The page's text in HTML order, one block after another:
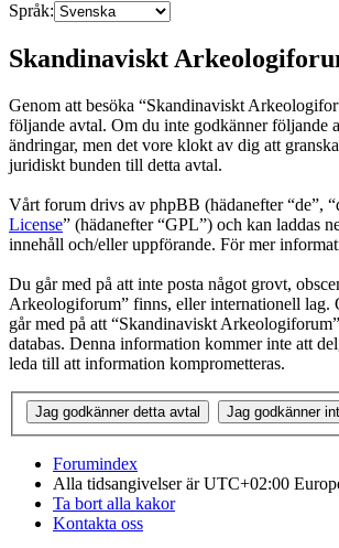
Språk:
Skandinaviskt
Genom att besöka “Skandinaviskt
följande avtal. Om du inte godkänner följande
ändringar, men det vore klokt av dig att
juridiskt bunden till detta avtal.
Vårt forum drivs av phpBB (hädanefter “de”,
License” (hädanefter “GPL”) och kan laddas
innehåll och/eller uppförande. För mer
Du går med på att inte posta något grovt,
Arkeologiforum” finns, eller internationell lag.
går med på att “Skandinaviskt
databas. Denna information kommer inte att
leda till att information komprometteras.
Forumindex
Alla tidsangivelser är UTC+02:00
Ta bort alla kakor
Kontakta oss